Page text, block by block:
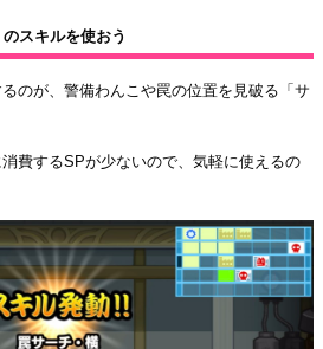
スキルを使おう
のが、警備わんこや罠の位置を見破る「サ
費するSPが少ないので、気軽に使えるの